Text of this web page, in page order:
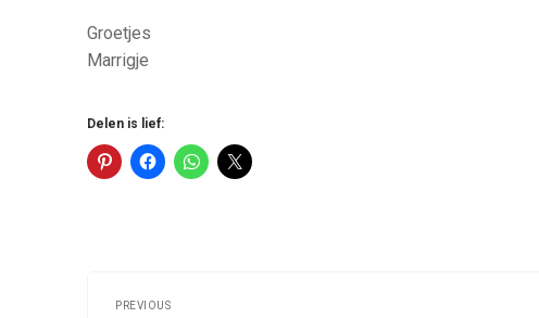
Groetjes
Marrigje
Delen is lief:
PREVIOUS